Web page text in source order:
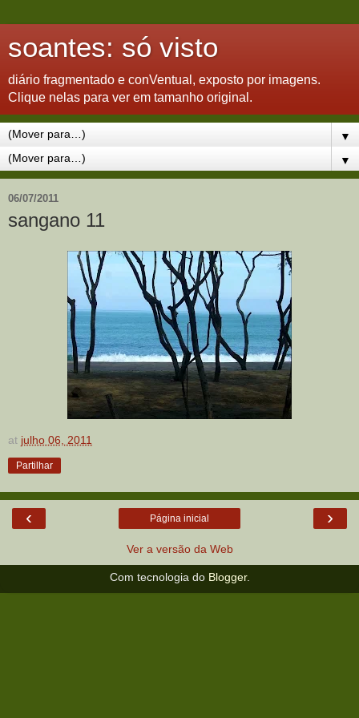
soantes: só visto
diário fragmentado e conVentual, exposto por imagens.
Clique nelas para ver em tamanho original.
▼
▼
06/07/2011
sangano 11
at julho 06, 2011
Partilhar
‹ ›
Página inicial
Ver a versão da Web
Com tecnologia do Blogger.